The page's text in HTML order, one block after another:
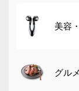
美容
グル